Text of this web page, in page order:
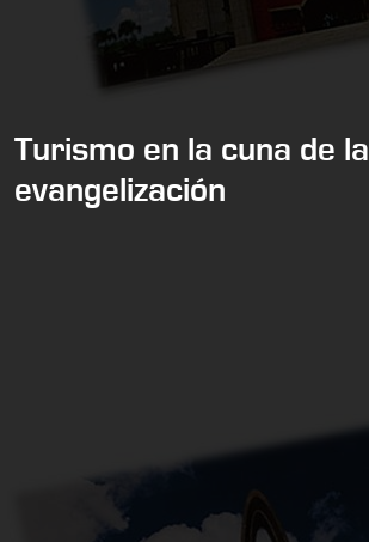
Turismo en la cuna de la
evangelización